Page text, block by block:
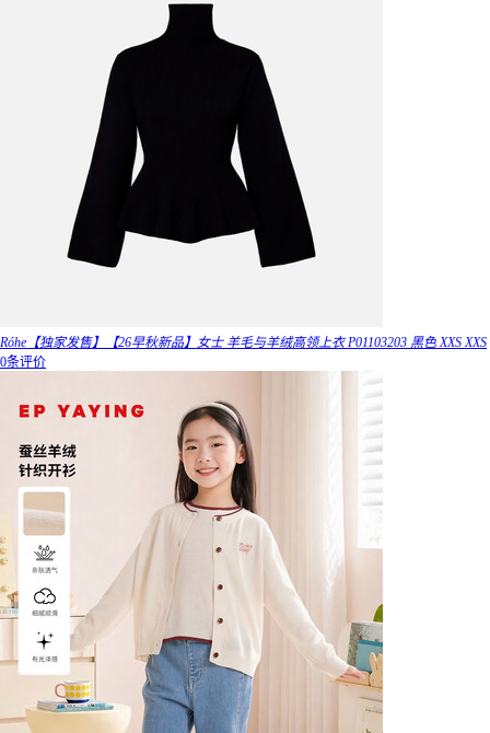
Róhe【独家发售】【26早秋新品】女士 羊毛与羊绒高领上衣 P01103203 黑色 XXS XXS
0条评价